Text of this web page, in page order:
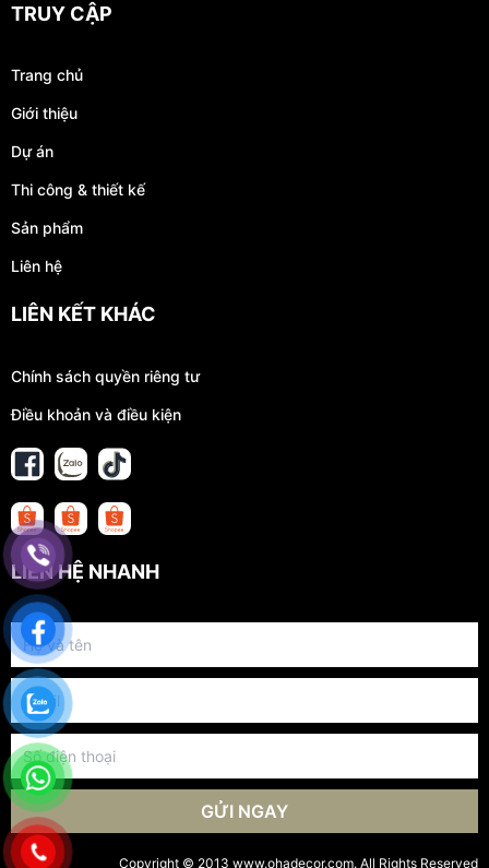
TRUY CẬP
Trang chủ
Giới thiệu
Dự án
Thi công & thiết kế
Sản phẩm
Liên hệ
LIÊN KẾT KHÁC
Chính sách quyền riêng tư
Điều khoản và điều kiện
LIÊN HỆ NHANH
GỬI NGAY
Copyright © 2013 www.ohadecor.com. All Rights Reserved